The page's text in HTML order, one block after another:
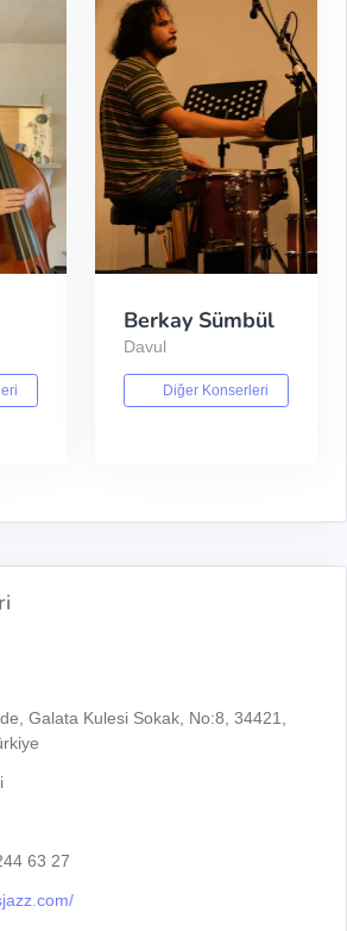
Berkay Sümbül
Davul
Diğer Konserleri
Galata Kulesi Sokak, No:8, 34421,
63 27